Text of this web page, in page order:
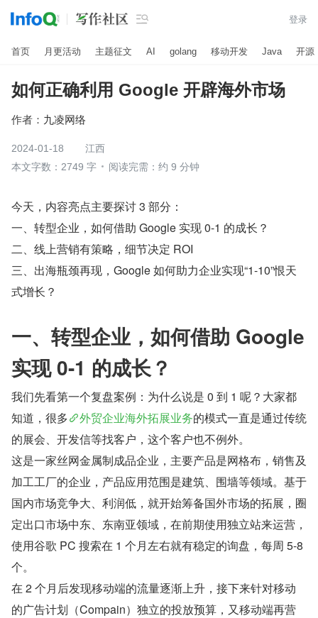
 登录
首页 月更活动 主题征文 AI golang 移动开发 Java 开源
如何正确利用 Google 开辟海外市场
作者： 九凌网络
2024-01-18
江西
本文字数：2749 字
阅读完需：约 9 分钟
今天，内容亮点主要探讨 3 部分：
一、转型企业，如何借助 Google 实现 0-1 的成长？
二、线上营销有策略，细节决定 ROI
三、出海瓶颈再现，Google 如何助力企业实现“1-10”恨天
式增长？
一、转型企业，如何借助 Google
实现 0-1 的成长？
我们先看第一个复盘案例：为什么说是 0 到 1 呢？大家都
知道，很多
外贸企业海外拓展业务的模式一直是通过传统
的展会、开发信等找客户，这个客户也不例外。
这是一家丝网金属制成品企业，主要产品是网格布，销售及
加工工厂的企业，产品应用范围是建筑、围墙等领域。基于
国内市场竞争大、利润低，就开始筹备国外市场的拓展，圈
定出口市场中东、东南亚领域，在前期使用独立站来运营，
使用谷歌 PC 搜索在 1 个月左右就有稳定的询盘，每周 5-8
个。
在 2 个月后发现移动端的流量逐渐上升，接下来针对移动
的广告计划（Compain）独立的投放预算，又移动端再营